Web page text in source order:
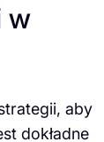
w
aby
dokładne